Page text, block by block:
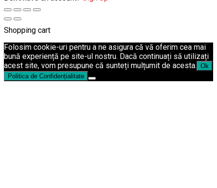
Shopping cart
Folosim cookie-uri pentru a ne asigura că vă oferim cea mai
bună experiență pe site-ul nostru. Dacă continuați să utilizați
acest site, vom presupune că sunteți mulțumit de acesta. Ok
Politica de Confidențialitate